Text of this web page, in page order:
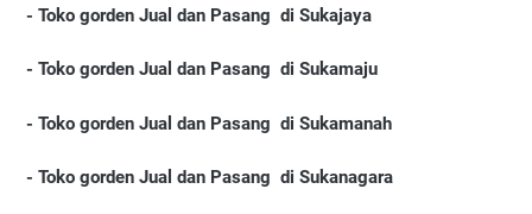
- Toko gorden Jual dan Pasang di Sukajaya
- Toko gorden Jual dan Pasang di Sukamaju
- Toko gorden Jual dan Pasang di Sukamanah
- Toko gorden Jual dan Pasang di Sukanagara